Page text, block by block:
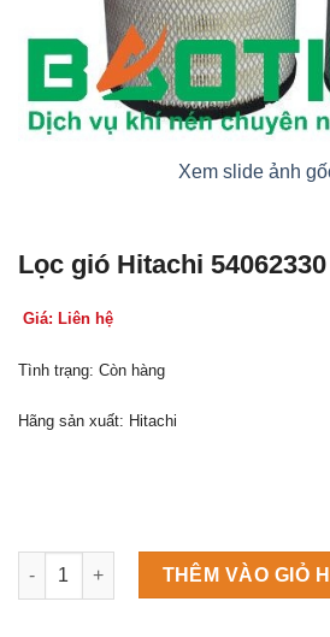
Xem slide ảnh
Lọc gió Hitachi 54062330
Giá: Liên hệ
Tình trạng: Còn hàng
Hãng sản xuất: Hitachi
Máy làm đá viên Scotsman NW458AS
THÊM VÀO GIỎ